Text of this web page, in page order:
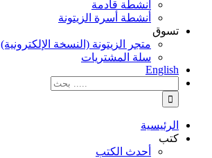
أنشطة قادمة
أنشطة أسرة الزيتونة
تسوق
متجر الزيتونة (النسخة الإلكترونية)
سلة المشتريات
English
البحث
بالنسبة
الي
:
الرئيسية
كتب
أحدث الكتب